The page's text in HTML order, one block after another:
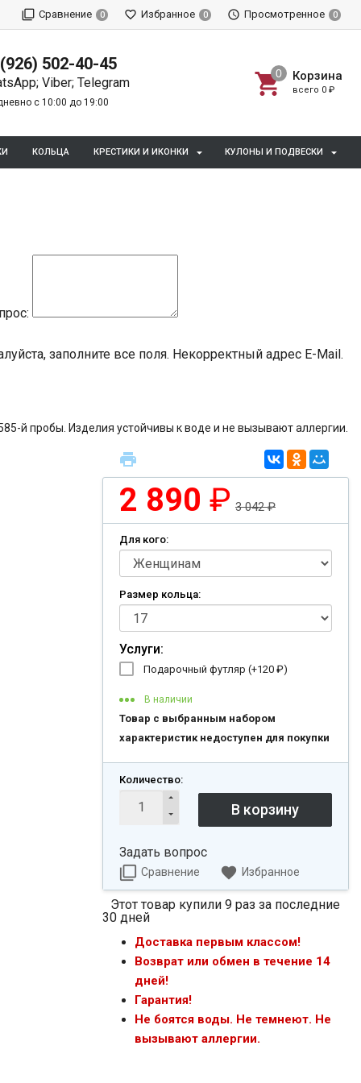
Сравнение 0 Избранное 0 Просмотренное 0
502-40-45
Viber; Telegram
с 10:00 до 19:00
Корзина
всего 0 ₽
КОЛЬЦА КРЕСТИКИ И ИКОНКИ КУЛОНЫ И ПОДВЕСКИ
заполните все поля. Некорректный адрес E-Mail.
й пробы. Изделия устойчивы к воде и не вызывают аллергии.
2 890 ₽ 3 042₽
Для кого:
Размер кольца:
Услуги:
Подарочный футляр (+120 ₽)
В наличии
Товар с выбранным набором
характеристик недоступен для покупки
Количество:
Задать вопрос
Сравнение Избранное
Этот товар купили 9 раз за последние
30 дней
Доставка первым классом!
Возврат или обмен в течение 14
дней!
Гарантия!
Не боятся воды. Не темнеют. Не
вызывают аллергии.